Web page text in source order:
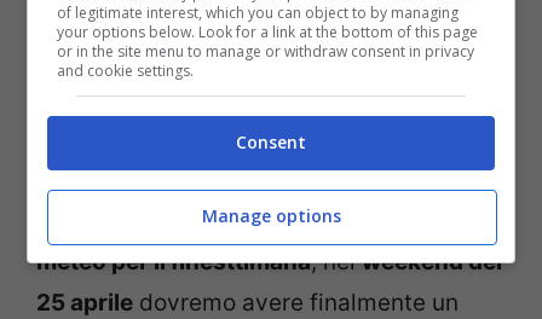
fenomeno residuo, ma in miglioramento in
serata.
Previsioni meteo 25 aprile
Come era stato anticipato nelle tendenze
meteo per il finesttimana, nelweekend del
25 aprile dovremo avere finalmente un
of legitimate interest, which you can object to by managing
your options below. Look for a link at the bottom of this page
or in the site menu to manage or withdraw consent in privacy
and cookie settings.
Consent
Manage options